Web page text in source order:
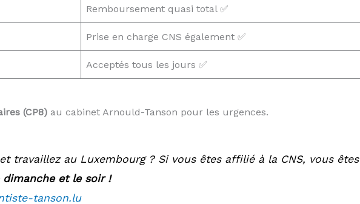
Remboursement quasi total ✅
Prise en charge CNS également ✅
Acceptés tous les jours ✅
(CP8)au cabinet Arnould-Tanson pour les urgences.
travaillez au Luxembourg ? Si vous êtes affilié à la CNS, vous êtes
et le soir !
tanson.lu